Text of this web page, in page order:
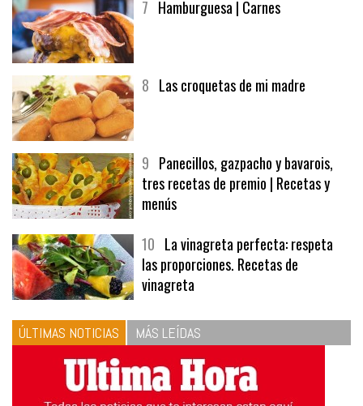
9Panecillos, gazpacho y bavarois,
tres recetas de premio | Recetas y
menús
10La vinagreta perfecta: respeta
las proporciones. Recetas de
vinagreta
ÚLTIMAS NOTICIAS MÁS LEÍDAS